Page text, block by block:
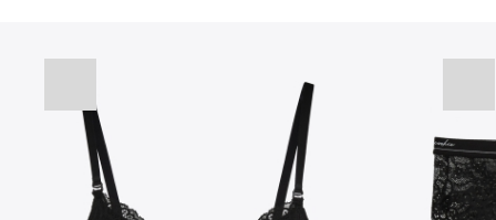
[썸머블프] 2만원 할인 쿠폰(8.1~31)